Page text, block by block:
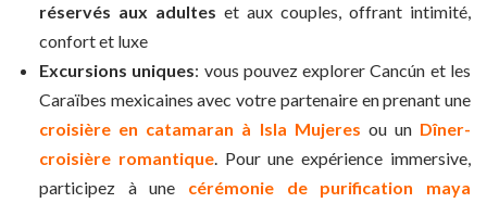
réservés aux adultes et aux couples, offrant intimité,
confort et luxe
Excursions uniques: vous pouvez explorer Cancún et les
Caraïbes mexicaines avec votre partenaire en prenant une
croisière en catamaran à Isla Mujeres ou un Dîner-
croisière romantique. Pour une expérience immersive,
participez à une cérémonie de purification maya